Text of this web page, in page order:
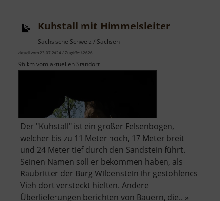
Kuhstall mit Himmelsleiter
Sächsische Schweiz / Sachsen
aktuell vom 23.07.2024 / Zugriffe: 62626
96 km vom aktuellen Standort
Der "Kuhstall" ist ein großer Felsenbogen,
welcher bis zu 11 Meter hoch, 17 Meter breit
und 24 Meter tief durch den Sandstein führt.
Seinen Namen soll er bekommen haben, als
Raubritter der Burg Wildenstein ihr gestohlenes
Vieh dort versteckt hielten. Andere
Überlieferungen berichten von Bauern, die.. »